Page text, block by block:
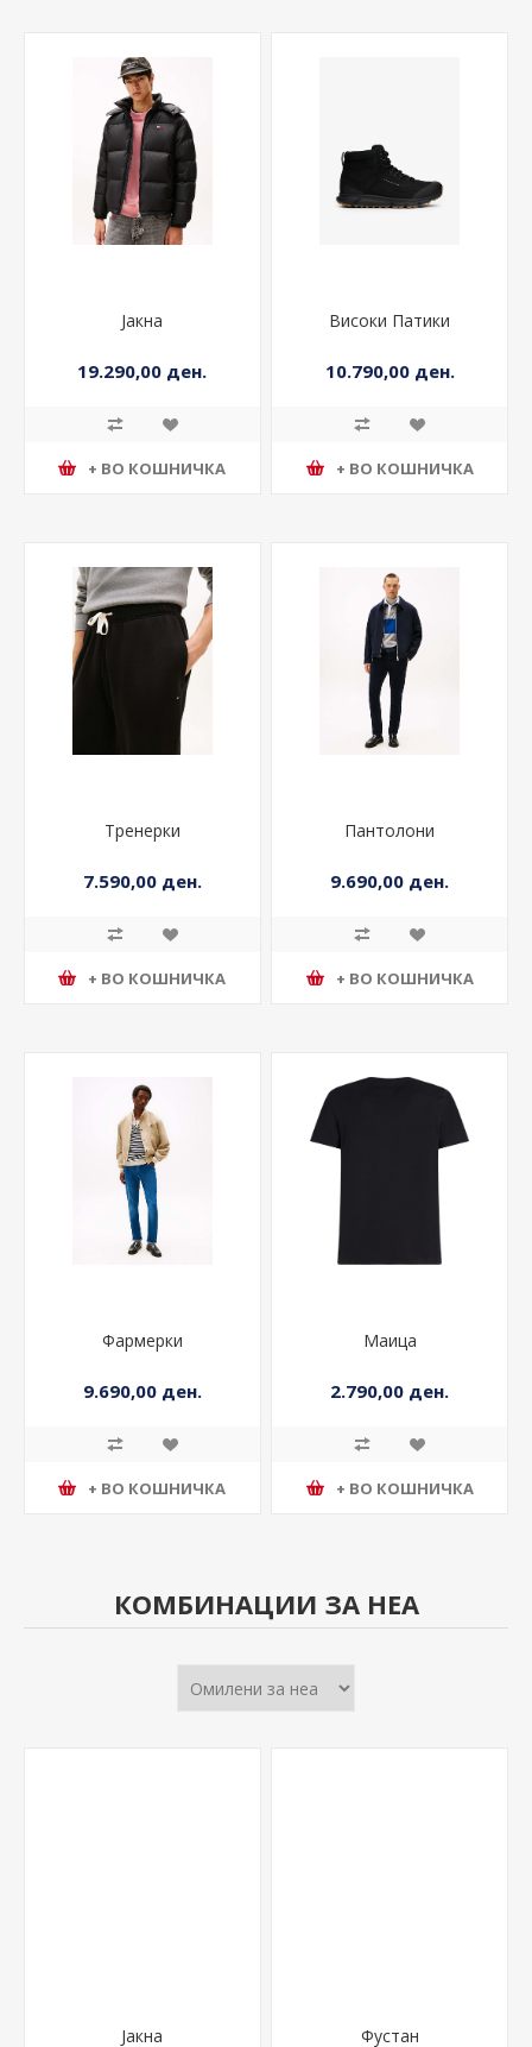
Јакна
19.290,00 ден.
+ ВО КОШНИЧКА
Високи Патики
10.790,00 ден.
+ ВО КОШНИЧКА
Тренерки
7.590,00 ден.
+ ВО КОШНИЧКА
Пантолони
9.690,00 ден.
+ ВО КОШНИЧКА
Фармерки
9.690,00 ден.
+ ВО КОШНИЧКА
Маица
2.790,00 ден.
+ ВО КОШНИЧКА
КОМБИНАЦИИ ЗА НЕА